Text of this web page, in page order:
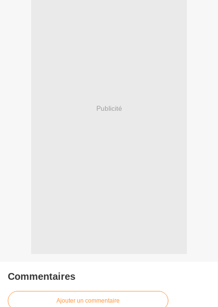
Publicité
Commentaires
Ajouter un commentaire